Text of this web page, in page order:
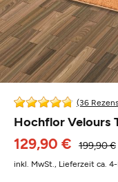
(36
Hochflor Velours
129,90 € 199,90 €
inkl. MwSt., Lieferzeit ca.